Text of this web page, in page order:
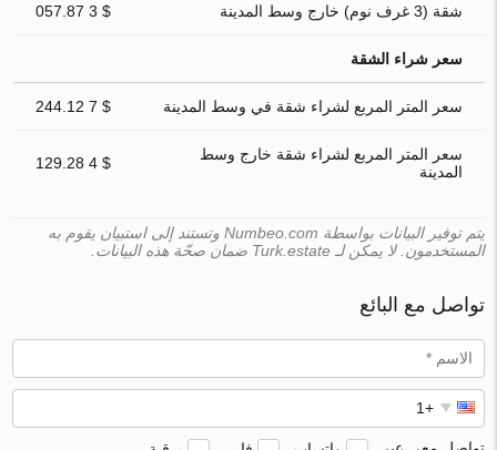
شقة (3 غرف نوم) خارج وسط المدينة $ 3 057.87
سعر شراء الشقة
سعر المتر المربع لشراء شقة في وسط المدينة $ 7 244.12
سعر المتر المربع لشراء شقة خارج وسط
المدينة
$ 4 129.28
يتم توفير البيانات بواسطة Numbeo.com وتستند إلى استبيان يقوم به
المستخدمون. لا يمكن لـ Turk.estate ضمان صحّة هذه البيانات.
تواصل مع البائع